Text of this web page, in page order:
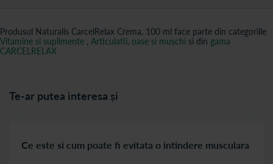
Produsul Naturalis CarcelRelax Crema, 100 ml face parte din categoriile
Vitamine si suplimente , Articulatii, oase si muschi si din gama
CARCELRELAX
Te-ar putea interesa și
Ce este si cum poate fi evitata o intindere musculara